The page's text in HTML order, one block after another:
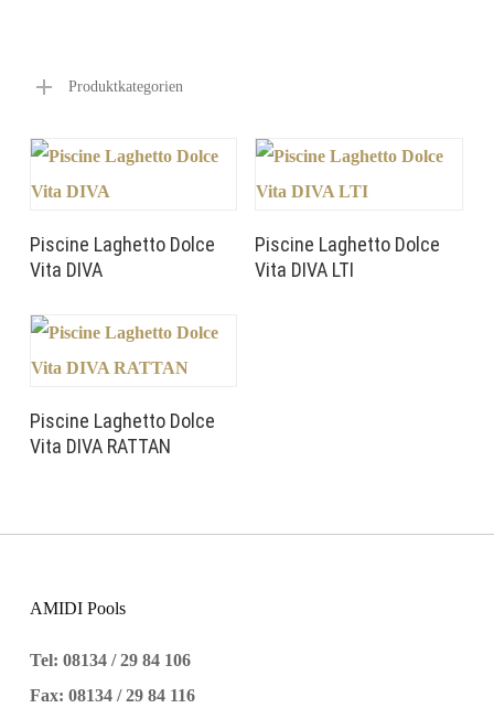
Produktkategorien
Piscine Laghetto Dolce
Vita DIVA
Piscine Laghetto Dolce
Vita DIVA LTI
Piscine Laghetto Dolce
Vita DIVA RATTAN
AMIDI Pools
Tel: 08134 / 29 84 106
Fax: 08134 / 29 84 116